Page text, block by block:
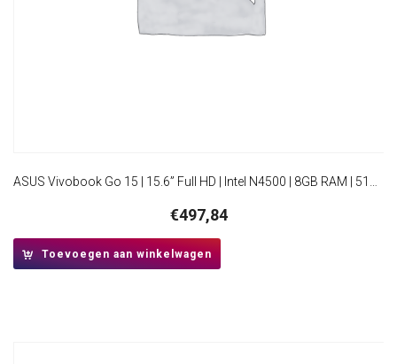
€497,84
Toevoegen aan winkelwagen